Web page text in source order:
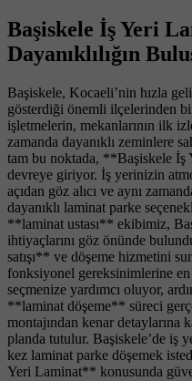
Başiskele İş Yeri
Dayanıklılığın
Başiskele, Kocaeli’nin hızla
gösterdiği önemli ilçelerinden
işletmelerin, mekanlarının ilk
zamanda dayanıklı zeminlere
tam bu noktada, **Başiskele
devreye giriyor. İş yerinizin
açıdan göz alıcı ve aynı
dayanıklı laminat parke
**laminat ustası** ekibimiz,
ihtiyaçlarını göz önünde
satışı** ve döşeme hizmetini
fonksiyonel gereksinimlerine
seçmenize yardımcı oluyor,
**laminat döşeme** süreci
montajından kenar detaylarına
planda tutulur. Başiskele’de iş
kez laminat parke döşemek
Yeri Laminat** konusunda